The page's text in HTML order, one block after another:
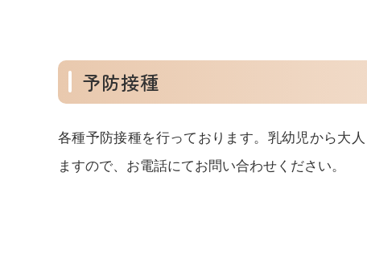
予防接種
各種予防接種を行っております。乳幼児から大
ますので、お電話にてお問い合わせください。